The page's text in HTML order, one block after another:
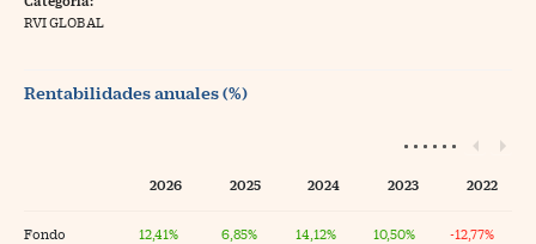
RVI GLOBAL
Rentabilidades anuales (%)
2026 2025 2024 2023 2022
Fondo 12,41% 6,85% 14,12% 10,50% -12,77%